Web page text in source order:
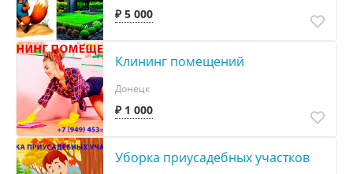
₽ 5 000
Клининг помещений
₽ 1 000
Донецк
Уборка приусадебных участков